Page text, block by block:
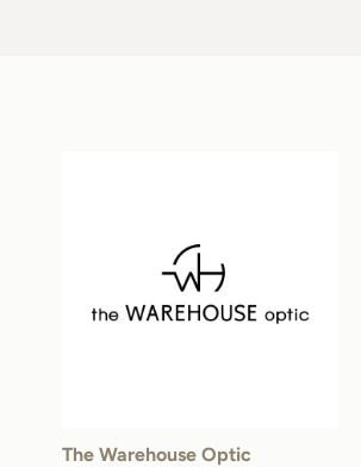
The Warehouse Optic